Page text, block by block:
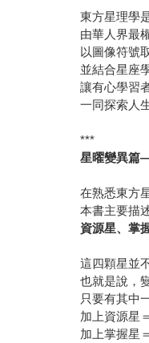
東方星理學
由華人界最
以圖像符號
並結合星座
讓有心學習
一同探索人
***
星曜變異篇
在熟悉東方
本書主要描
資源星、掌
這四顆星並
也就是說，
只要有其中
加上資源星
加上掌握星